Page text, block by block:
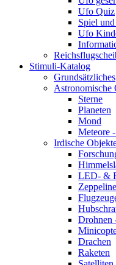
Ufo Quiz
Spiel
Ufo
Stimuli-Katalog
Grundsätzliches
Astronomische
Sterne
Planeten
Mond
Meteore
Irdische
LED- &
Zeppeline
Drohnen
Drachen
Raketen